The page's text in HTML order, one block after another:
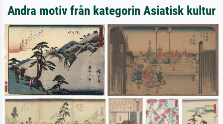
Andra motiv från kategorin Asiatisk kultur